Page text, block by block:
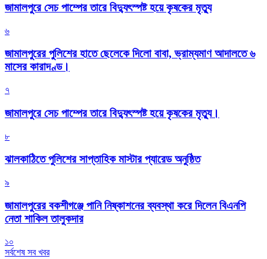
জামালপুরে সেচ পাম্পের তারে বিদ্যুৎস্পষ্ট হয়ে কৃষকের মৃত্যু
৬
জামালপুরের পুলিশের হাতে ছেলেকে দিলো বাবা, ভ্রাম্যমাণ আদালতে ৬
মাসের কারাদণ্ড।
৭
জামালপুরে সেচ পাম্পের তারে বিদ্যুৎস্পষ্ট হয়ে কৃষকের মৃত্যু।
৮
‎ঝালকাঠিতে পুলিশের সাপ্তাহিক মাস্টার প্যারেড অনুষ্ঠিত
৯
জামালপুরের বকশীগঞ্জে পানি নিষ্কাশনের ব্যবস্থা করে দিলেন বিএনপি
নেতা শাকিল তালুকদার
১০
সর্বশেষ সব খবর